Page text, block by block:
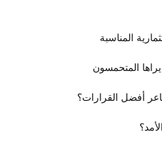
المناسبة
يراها المتحمسون
أفضل القرارات؟